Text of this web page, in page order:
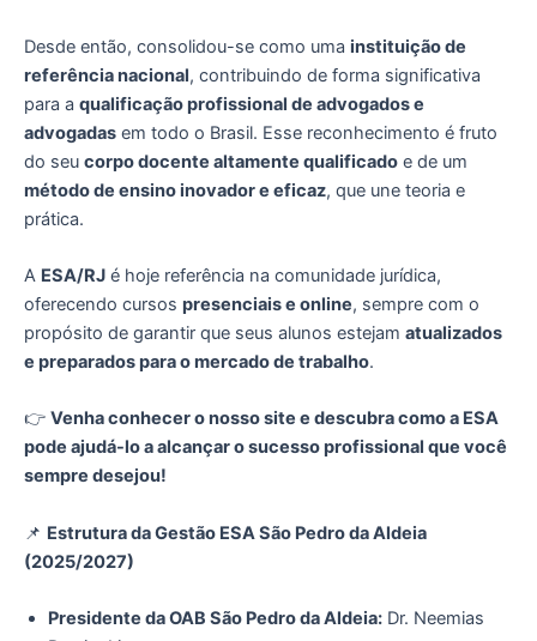
Desde então, consolidou-se como uma instituição de
referência nacional, contribuindo de forma significativa
para a qualificação profissional de advogados e
advogadas em todo o Brasil. Esse reconhecimento é fruto
do seu corpo docente altamente qualificado e de um
método de ensino inovador e eficaz, que une teoria e
prática.
A ESA/RJ é hoje referência na comunidade jurídica,
oferecendo cursos presenciais e online, sempre com o
propósito de garantir que seus alunos estejam atualizados
e preparados para o mercado de trabalho.
👉 Venha conhecer o nosso site e descubra como a ESA
pode ajudá-lo a alcançar o sucesso profissional que você
sempre desejou!
📌 Estrutura da Gestão ESA São Pedro da Aldeia
(2025/2027)
Presidente da OAB São Pedro da Aldeia: Dr. Neemias